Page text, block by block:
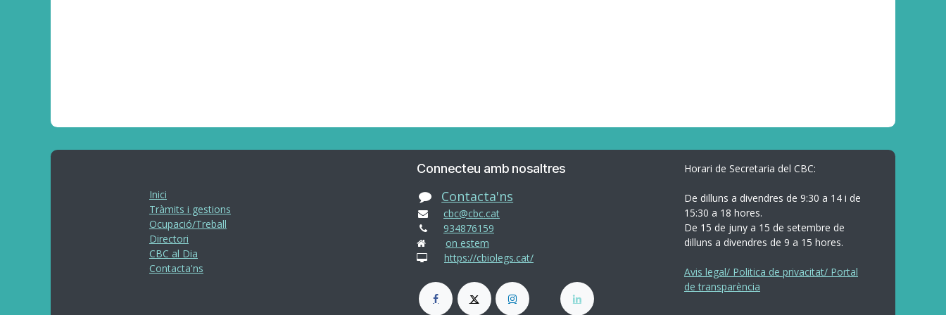
Inici
Tràmits i gestions
Ocupació/Treball
Directori
CBC al Dia
Contacta'ns
Connecteu amb nosaltres
Contacta'ns
cbc@cbc.cat
934876159
on estem
https://cbiolegs.cat/
Horari de Secretaria del CBC:
De dilluns a divendres de 9:30 a 14 i de
15:30 a 18 hores.
De 15 de juny a 15 de setembre de
dilluns a divendres de 9 a 15 hores.
Avis legal/ Politica de privacitat/ Portal
de transparència